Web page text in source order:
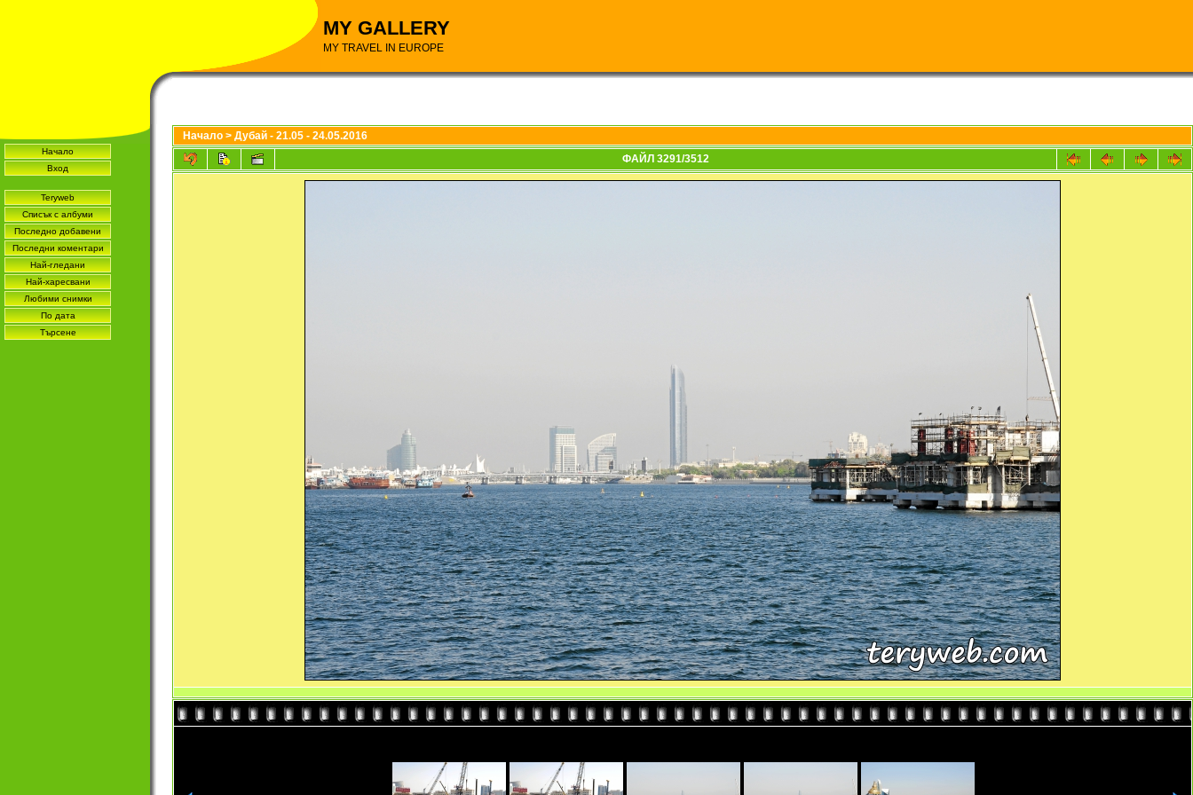
MY GALLERY
MY TRAVEL IN EUROPE
Начало
Вход
Teryweb
Списък с албуми
Последно добавени
Последни коментари
Най-гледани
Най-харесвани
Любими снимки
По дата
Търсене
Начало > Дубай - 21.05 - 24.05.2016
ФАЙЛ 3291/3512